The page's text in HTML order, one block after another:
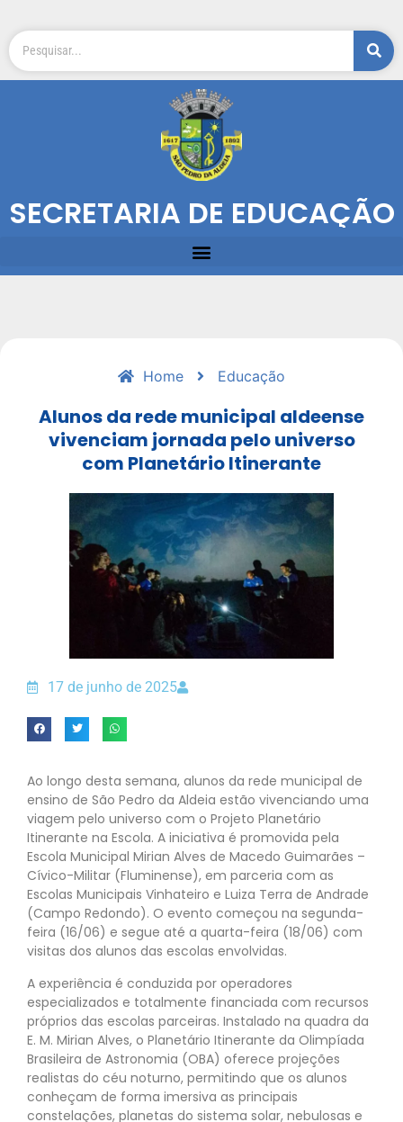
SECRETARIA DE EDUCAÇÃO
Home Educação
Alunos da rede municipal aldeense
vivenciam jornada pelo universo
com Planetário Itinerante
17 de junho de 2025
Ao longo desta semana, alunos da rede municipal de
ensino de São Pedro da Aldeia estão vivenciando uma
viagem pelo universo com o Projeto Planetário
Itinerante na Escola. A iniciativa é promovida pela
Escola Municipal Mirian Alves de Macedo Guimarães –
Cívico-Militar (Fluminense), em parceria com as
Escolas Municipais Vinhateiro e Luiza Terra de Andrade
(Campo Redondo). O evento começou na segunda-
feira (16/06) e segue até a quarta-feira (18/06) com
visitas dos alunos das escolas envolvidas.
A experiência é conduzida por operadores
especializados e totalmente financiada com recursos
próprios das escolas parceiras. Instalado na quadra da
E. M. Mirian Alves, o Planetário Itinerante da Olimpíada
Brasileira de Astronomia (OBA) oferece projeções
realistas do céu noturno, permitindo que os alunos
conheçam de forma imersiva as principais
constelações, planetas do sistema solar, nebulosas e